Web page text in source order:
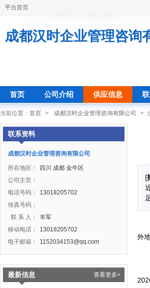
平台首页
成都汉时企业管理咨询
首页 公司介绍 供应信息
当前位置： 首页 > 成都汉时企业管理咨询有限公司 >
联系资料
成都汉时企业管理咨询有限公司
所在地区：
四川 成都 金牛区
公司主页：
电话号码：
13018205702
传真号码：
联 系 人：
羊军
移动电话：
13018205702
电子邮箱：
1152034153@qq.com
最新信息 查看更多>
[
外